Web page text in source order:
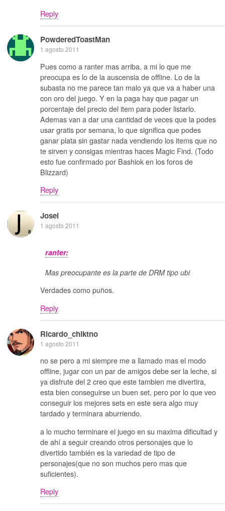
Reply
PowderedToastMan
1 agosto 2011
Pues como a ranter mas arriba, a mi lo que me
preocupa es lo de la auscensia de offline. Lo de la
subasta no me parece tan malo ya que va a haber una
con oro del juego. Y en la paga hay que pagar un
porcentaje del precio del item para poder listarlo.
Ademas van a dar una cantidad de veces que la podes
usar gratis por semana, lo que significa que podes
ganar plata sin gastar nada vendiendo los items que no
te sirven y consigas mientras haces Magic Find. (Todo
esto fue confirmado por Bashiok en los foros de
Blizzard)
Reply
Josei
1 agosto 2011
ranter:
Mas preocupante es la parte de DRM tipo ubi
Verdades como puños.
Reply
Ricardo_chiktno
1 agosto 2011
no se pero a mi siempre me a llamado mas el modo
offline, jugar con un par de amigos debe ser la leche, si
ya disfrute del 2 creo que este tambien me divertira,
esta bien conseguirse un buen set, pero por lo que veo
conseguir los mejores sets en este sera algo muy
tardado y terminara aburriendo.
a lo mucho terminare el juego en su maxima dificultad y
de ahí a seguir creando otros personajes que lo
divertido también es la variedad de tipo de
personajes(que no son muchos pero mas que
suficientes).
Reply